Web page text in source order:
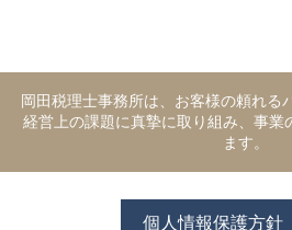
岡田税理士事務所は、お客様の頼れる
経営上の課題に真摯に取り組み、事業
ます。
個人情報保護方針